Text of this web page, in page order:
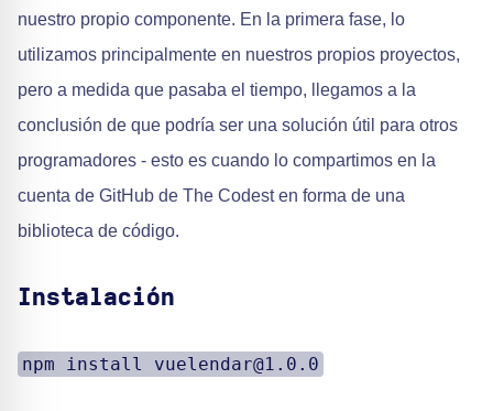
nuestro propio componente. En la primera fase, lo
utilizamos principalmente en nuestros propios proyectos,
pero a medida que pasaba el tiempo, llegamos a la
conclusión de que podría ser una solución útil para otros
programadores - esto es cuando lo compartimos en la
cuenta de GitHub de The Codest en forma de una
biblioteca de código.
Instalación
npm install vuelendar@1.0.0